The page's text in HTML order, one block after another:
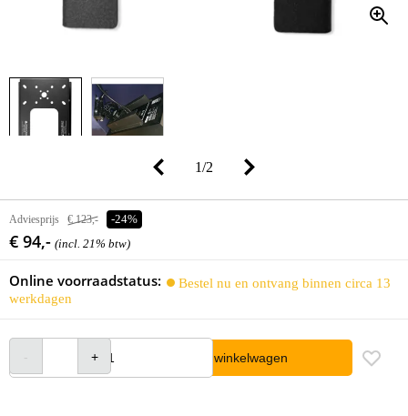
1/2
Adviesprijs € 123,- -24%
€ 94,- (incl. 21% btw)
Online voorraadstatus:
Bestel nu en ontvang binnen circa 13
werkdagen
In winkelwagen